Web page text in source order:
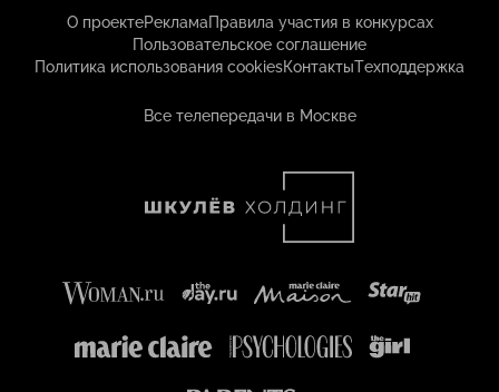
О проектеРекламаПравила участия в конкурсах
Пользовательское соглашение
Политика использования cookiesКонтактыТехподдержка
Все телепередачи в Москве